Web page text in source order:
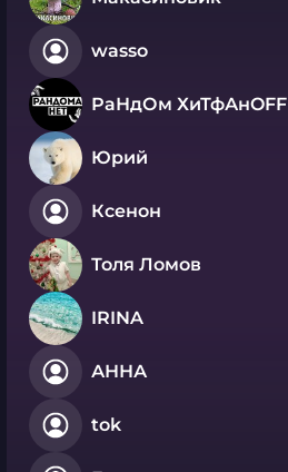
wasso
РаНдОм ХиТфАнOFF
Юрий
Ксенон
Толя Ломов
IRINA
АННА
tok